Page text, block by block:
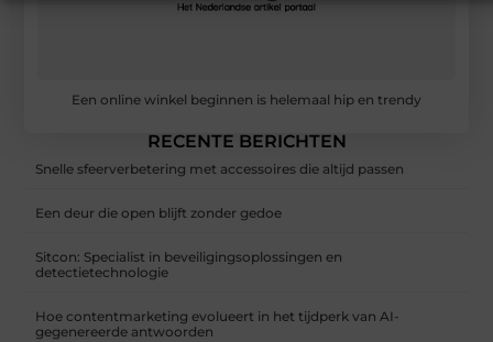
Een online winkel beginnen is helemaal hip en trendy
RECENTE BERICHTEN
Snelle sfeerverbetering met accessoires die altijd passen
Een deur die open blijft zonder gedoe
Sitcon: Specialist in beveiligingsoplossingen en
detectietechnologie
Hoe contentmarketing evolueert in het tijdperk van AI-
gegenereerde antwoorden